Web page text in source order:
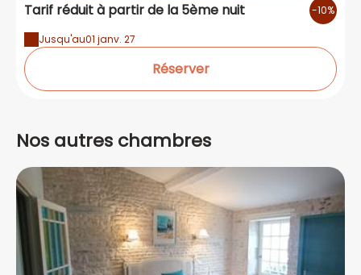
Tarif réduit à partir de la 5ème nuit -10%
Jusqu'au01 janv. 27
Réserver
Nos autres chambres